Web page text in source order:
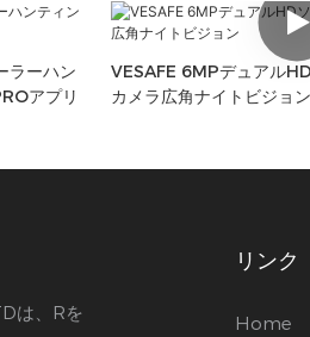
ラーハン
アプリ
VESAFE 6MPデュアル
カメラ広角ナイトビジョン
は、Rを
リンク
Home